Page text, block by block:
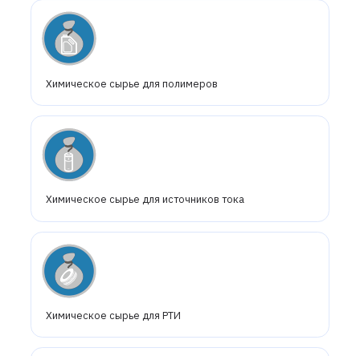
Химическое сырье для полимеров
Химическое сырье для источников тока
Химическое сырье для РТИ